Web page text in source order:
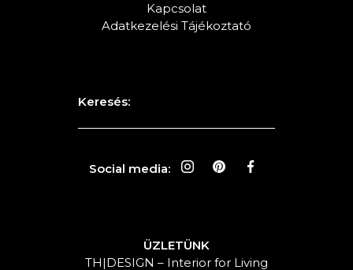
Kapcsolat
Adatkezelési Tájékoztató
Keresés:
Social media:
ÜZLETÜNK
TH|DESIGN – Interior for Living